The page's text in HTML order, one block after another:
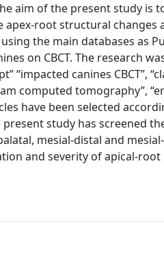
aim of the present study is
apex-root structural
the main databases as
on CBCT. The research
“impacted canines CBCT”,
computed tomography”,
have been selected
study has screened
mesial-distal and
and severity of apical-